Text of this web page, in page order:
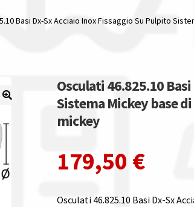
Basi Dx-Sx Acciaio Inox Fissaggio Su Pulpito
Osculati 46.825.10
Sistema Mickey base
mickey
179,50 €
Osculati 46.825.10 Basi Dx-Sx